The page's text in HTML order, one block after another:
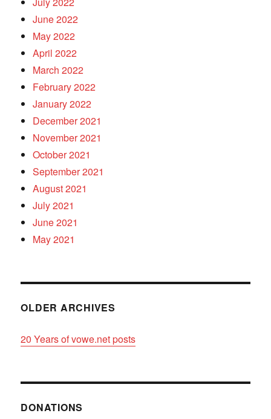
June 2022
May 2022
April 2022
March 2022
February 2022
January 2022
December 2021
November 2021
October 2021
September 2021
August 2021
July 2021
June 2021
May 2021
OLDER ARCHIVES
20 Years of vowe.net posts
DONATIONS